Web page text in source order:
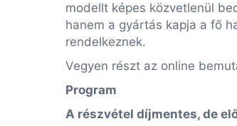
modellt képes közvetlenül
hanem a gyártás kapja a fő
rendelkeznek.
Vegyen részt az online
Program
A részvétel díjmentes, de